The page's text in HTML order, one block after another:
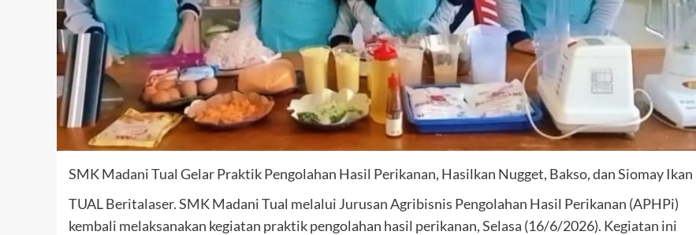
SMK Madani Tual Gelar Praktik Pengolahan Hasil Perikanan, Hasilkan Nugget, Bakso, dan Siomay Ikan
TUAL Beritalaser. SMK Madani Tual melalui Jurusan Agribisnis Pengolahan Hasil Perikanan (APHPi)
kembali melaksanakan kegiatan praktik pengolahan hasil perikanan, Selasa (16/6/2026). Kegiatan ini